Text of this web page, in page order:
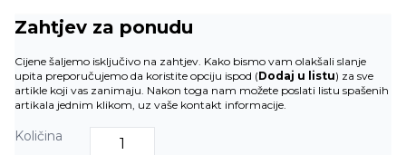
Zahtjev za ponudu
Cijene šaljemo isključivo na zahtjev. Kako bismo vam olakšali slanje
upita preporučujemo da koristite opciju ispod (Dodaj u listu) za sve
artikle koji vas zanimaju. Nakon toga nam možete poslati listu spašenih
artikala jednim klikom, uz vaše kontakt informacije.
Količina